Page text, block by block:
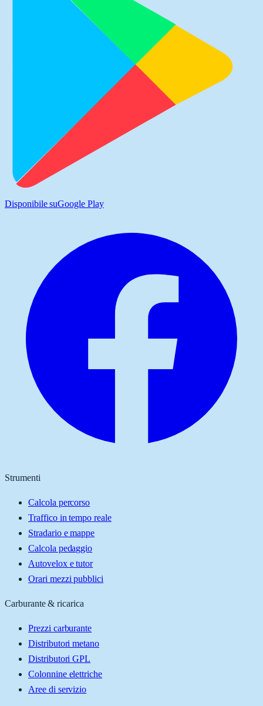
Disponibile suGoogle Play
Strumenti
Calcola percorso
Traffico in tempo reale
Stradario e mappe
Calcola pedaggio
Autovelox e tutor
Orari mezzi pubblici
Carburante & ricarica
Prezzi carburante
Distributori metano
Distributori GPL
Colonnine elettriche
Aree di servizio